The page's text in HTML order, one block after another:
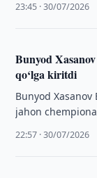
23:45 · 30/07/2026
Bunyod
qo‘lga kiritdi
Bunyod
jahon
22:57 · 30/07/2026